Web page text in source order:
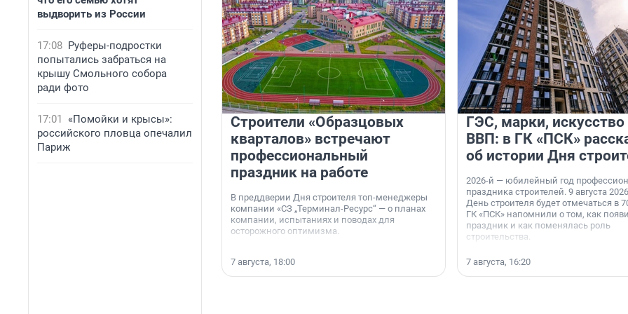
выдворить из России
17:08 Руферы-подростки
попытались забраться на
крышу Смольного собора
ради фото
17:01
«Помойки и крысы»:
российского пловца опечалил
Париж
Строители «Образцовых
кварталов» встречают
профессиональный
праздник на работе
В преддверии Дня строителя топ-менеджеры
компании «СЗ „Терминал-Ресурс“ — о планах
компании, испытаниях и поводах для
осторожного оптимизма.
7 августа, 18:00
ГЭС, марки, искусство
ВВП: в ГК «ПСК»
об истории Дня
2026-й — юбилейный год
праздника строителей. 9 августа
День строителя будет отмечаться в
ГК «ПСК» напомнили о том, как
праздник и как поменялась роль
строительства.
7 августа, 16:20